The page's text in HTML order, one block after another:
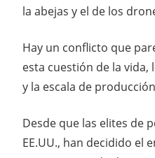
la abejas y el de los
Hay un conflicto que
esta cuestión de la
y la escala de
Desde que las elites de
EE.UU., han decidido el